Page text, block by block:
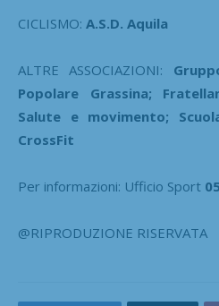
CICLISMO: A.S.D. Aquila
ALTRE ASSOCIAZIONI:
Popolare Grassina;
Salute e movimento;
CrossFit
Per informazioni: Ufficio Sport
@RIPRODUZIONE RISERVATA